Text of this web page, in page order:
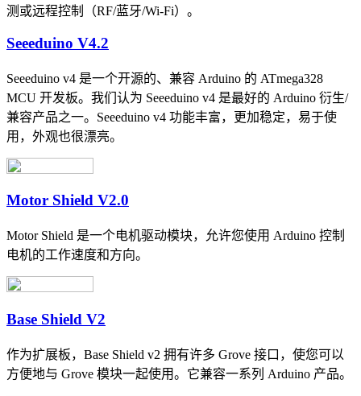
测或远程控制（RF/蓝牙/Wi-Fi）。
Seeeduino V4.2
Seeeduino v4 是一个开源的、兼容 Arduino 的 ATmega328
MCU 开发板。我们认为 Seeeduino v4 是最好的 Arduino 衍生/
兼容产品之一。Seeeduino v4 功能丰富，更加稳定，易于使
用，外观也很漂亮。
Motor Shield V2.0
Motor Shield 是一个电机驱动模块，允许您使用 Arduino 控制
电机的工作速度和方向。
Base Shield V2
作为扩展板，Base Shield v2 拥有许多 Grove 接口，使您可以
方便地与 Grove 模块一起使用。它兼容一系列 Arduino 产品。